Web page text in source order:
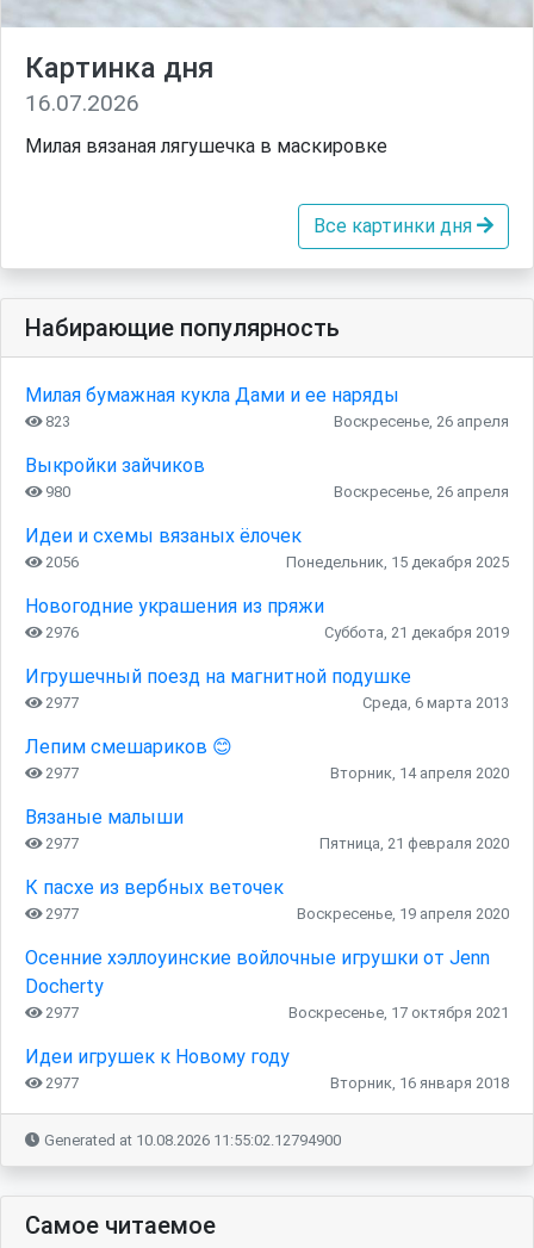
Картинка дня
16.07.2026
Милая вязаная лягушечка в маскировке
Все картинки дня
Набирающие популярность
Милая бумажная кукла Дами и ее наряды
823 Воскресенье, 26 апреля
Выкройки зайчиков
980 Воскресенье, 26 апреля
Идеи и схемы вязаных ёлочек
2056 Понедельник, 15 декабря 2025
Новогодние украшения из пряжи
2976 Суббота, 21 декабря 2019
Игрушечный поезд на магнитной подушке
2977 Среда, 6 марта 2013
Лепим смешариков 😊
2977 Вторник, 14 апреля 2020
Вязаные малыши
2977 Пятница, 21 февраля 2020
К пасхе из вербных веточек
2977 Воскресенье, 19 апреля 2020
Осенние хэллоуинские войлочные игрушки от Jenn
Docherty
2977 Воскресенье, 17 октября 2021
Идеи игрушек к Новому году
2977 Вторник, 16 января 2018
Generated at 10.08.2026 11:55:02.12794900
Самое читаемое